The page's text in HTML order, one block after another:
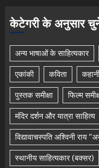
केटेगरी के अनुसार
अन्य भाषाओं के साहित्यकार
एकांकी
कविता
पुस्तक समीक्षा
फिल्म
मंदिर दर्शन और यात्रा साहित्य
विद्यावाचस्पति अश्विनी राय
स्थानीय साहित्यकार (बक्सर)